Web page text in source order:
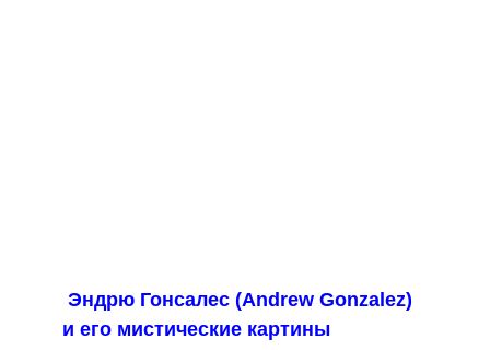
Эндрю Гонсалес (Andrew Gonzalez)
и его мистические картины